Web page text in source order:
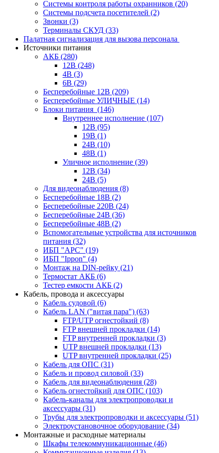
Системы контроля работы охранников (20)
Системы подсчета посетителей (2)
Звонки (3)
Терминалы СКУД (33)
Палатная сигнализация для вызова персонала
Источники питания
АКБ (280)
12В (248)
4В (3)
6В (29)
Бесперебойные 12В (209)
Бесперебойные УЛИЧНЫЕ (14)
Блоки питания (146)
Внутреннее исполнение (107)
12В (95)
19В (1)
24В (10)
48В (1)
Уличное исполнение (39)
12В (34)
24В (5)
Для видеонаблюдения (8)
Бесперебойные 18В (2)
Бесперебойные 220В (24)
Бесперебойные 24В (36)
Бесперебойные 48В (2)
Вспомогательные устройства для источников
питания (32)
ИБП "APC" (19)
ИБП "Ippon" (4)
Монтаж на DIN-рейку (21)
Термостат АКБ (6)
Тестер емкости АКБ (2)
Кабель, провода и аксессуары
Кабель судовой (6)
Кабель LAN ("витая пара") (63)
FTP/UTP огнестойкий (8)
FTP внешней прокладки (14)
FTP внутренней прокладки (3)
UTP внешней прокладки (13)
UTP внутренней прокладки (25)
Кабель для ОПС (31)
Кабель и провод силовой (33)
Кабель для видеонаблюдения (28)
Кабель огнестойкий для ОПС (103)
Кабель-каналы для электропроводки и
аксессуары (31)
Трубы для электропроводки и аксессуары (51)
Электроустановочное оборудование (34)
Монтажные и расходные материалы
Шкафы телекоммуникационные (46)